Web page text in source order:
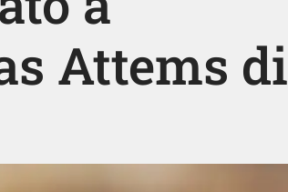
Attems di